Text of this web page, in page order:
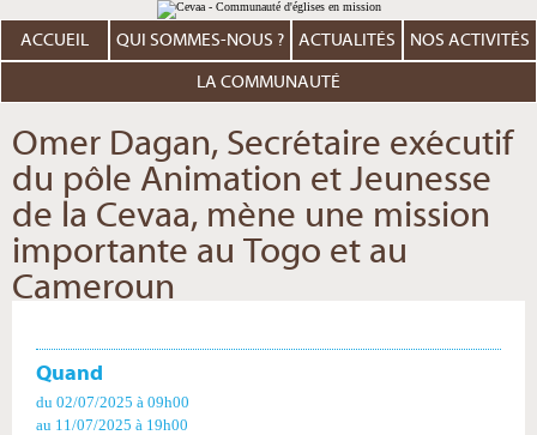
au
contenu.
Aller
personnels
ACCUEIL QUI SOMMES-NOUS ? ACTUALITÉS NOS ACTIVITÉS
LA COMMUNAUTÉ
Omer Dagan, Secrétaire exécutif
du pôle Animation et Jeunesse
de la Cevaa, mène une mission
importante au Togo et au
Cameroun
Quand
du 02/07/2025 à 09h00
au 11/07/2025 à 19h00